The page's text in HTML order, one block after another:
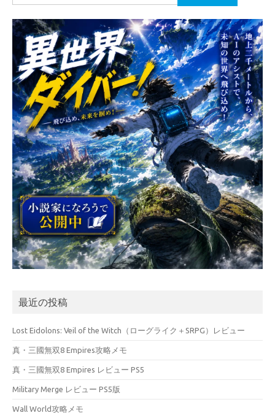
索:
最近の投稿
Lost Eidolons: Veil of the Witch（ローグライク＋SRPG）レビュー
真・三國無双8 Empires攻略メモ
真・三國無双8 Empires レビュー PS5
Military Merge レビュー PS5版
Wall World攻略メモ